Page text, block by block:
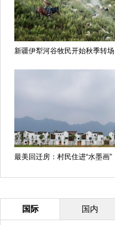
新疆伊犁河谷牧民开始秋季转场
最美回迁房：村民住进“水墨画”
国际 国内